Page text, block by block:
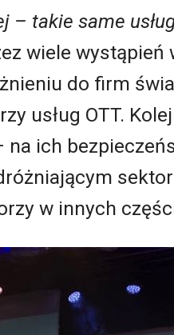
– takie same
wiele wystąpień
do firm
usług OTT.
ich
w innych